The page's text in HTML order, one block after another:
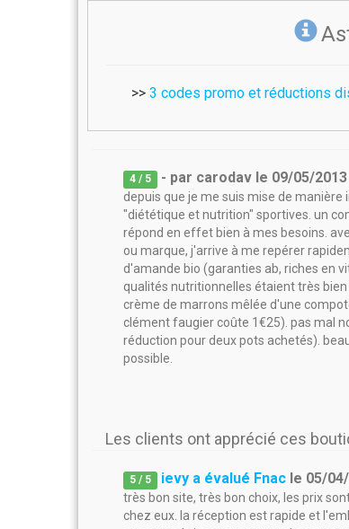
>>3 codes promo et réductions
4 / 5 - par carodav le 09/05/2013
depuis que je me suis mise de
"diététique et nutrition" sportives. un
répond en effet bien à mes besoins.
ou marque, j'arrive à me repérer
d'amande bio (garanties ab, riches en
qualités nutritionnelles étaient très
crème de marrons mêlée d'une
clément faugier coûte 1€25). pas mal
réduction pour deux pots achetés).
possible.
Les clients ont apprécié ces
5 / 5 ievy a évalué Fnac le 05/
très bon site, très bon choix, les prix
chez eux. la réception est rapide et